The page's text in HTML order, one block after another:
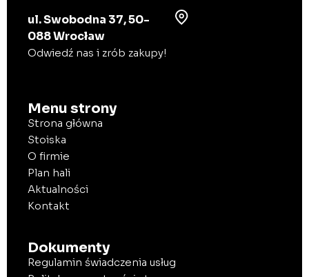
ul. Swobodna 37, 50-
088 Wrocław
Odwiedź nas i zrób zakupy!
Menu strony
Strona główna
Stoiska
O firmie
Plan hali
Aktualności
Kontakt
Dokumenty
Regulamin świadczenia usług